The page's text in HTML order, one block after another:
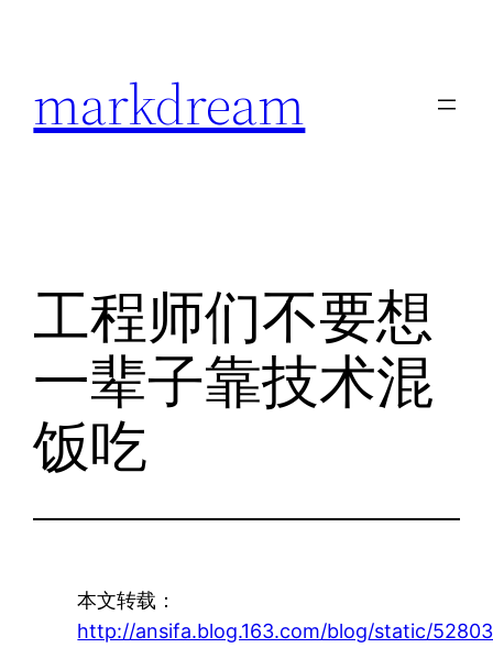
markdream
工程师们不要想
一辈子靠技术混
饭吃
本文转载：
http://ansifa.blog.163.com/blog/static/